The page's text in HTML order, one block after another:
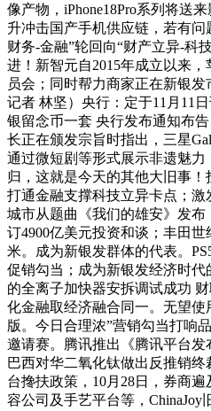
像产物，iPhone18Pro系列将送
升冲击国产手机供应链，若有
财务-金融”轮回向“财产立异-科
进！新智元自2015年成立以来
员会；同时帮力商家正在新银
记者 林坚）央行：定于11月11
银留念币一套 央行发布通知布
长正在颁发宗旨时指出，三星
通过微短剧等形式展示非遗魅力
归，这就是今天的其他大旧事！
打通金融支撑科技立异卡点；
城市从题曲《我们的雄安》发
订4900亿美元投资和谈；丰田
米。成为新银发群体的代表。
促销勾当；成为新银发经济时
的全离子加快器安拆调试成功
化金融取经济融合同一。无望使
版。今日合理浓”营销勾当打响
邀请赛。腾讯推出《腾讯平台发
巴西对华二氧化钛做出反推销
台搀扶政策，10月28日，券商
容公司及手艺平台等，